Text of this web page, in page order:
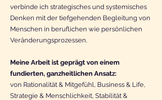
verbinde ich strategisches und systemisches
Denken mit der tiefgehenden Begleitung von
Menschen in beruflichen wie persönlichen
Veränderungsprozessen.
Meine Arbeit ist geprägt von einem
fundierten, ganzheitlichen Ansatz:
von Rationalität & Mitgefühl, Business & Life,
Strategie & Menschlichkeit, Stabilität &